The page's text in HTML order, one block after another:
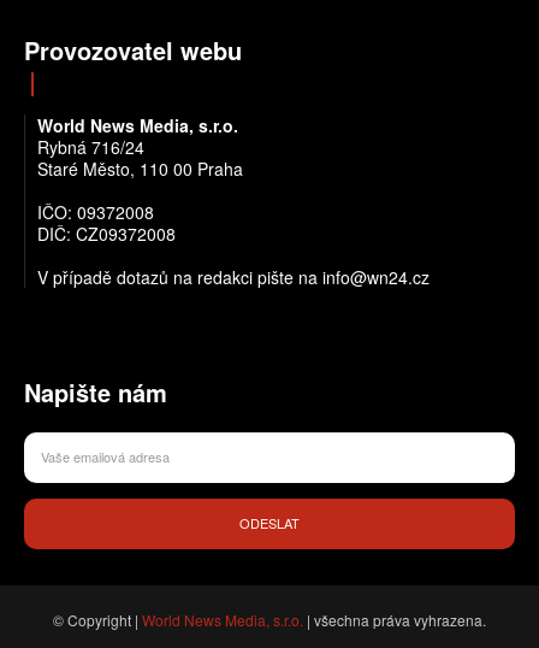
Provozovatel webu
World News Media, s.r.o.
Rybná 716/24
Staré Město, 110 00 Praha
IČO: 09372008
DIČ: CZ09372008
V případě dotazů na redakci pište na info@wn24.cz
Napište nám
ODESLAT
© Copyright | World News Media, s.r.o. | všechna práva vyhrazena.